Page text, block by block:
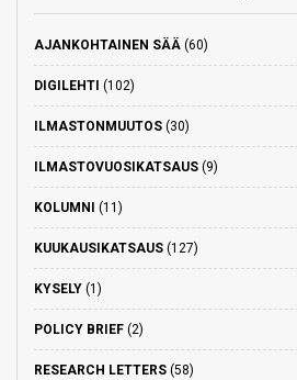
AJANKOHTAINEN SÄÄ (60)
DIGILEHTI (102)
ILMASTONMUUTOS (30)
ILMASTOVUOSIKATSAUS (9)
KOLUMNI (11)
KUUKAUSIKATSAUS (127)
KYSELY (1)
POLICY BRIEF (2)
RESEARCH LETTERS (58)